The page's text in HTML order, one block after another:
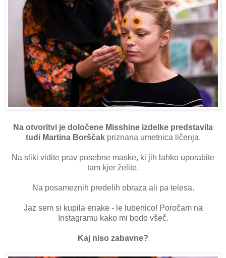
Na otvoritvi je določene Misshine izdelke predstavila
tudi Martina Borščakpriznana umetnica ličenja.
Na sliki vidite prav posebne maske, ki jih lahko uporabite
tam kjer želite.
Na posameznih predelih obraza ali pa telesa.
Jaz sem si kupila enake - le lubenico! Poročam na
Instagramu kako mi bodo všeč.
Kaj niso zabavne?